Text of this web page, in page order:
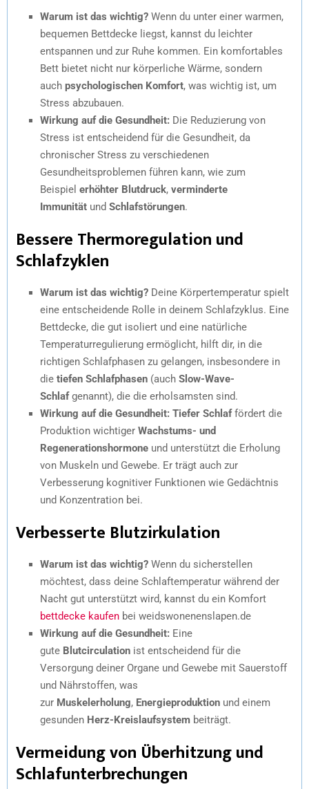
Warum ist das wichtig? Wenn du unter einer warmen,
bequemen Bettdecke liegst, kannst du leichter
entspannen und zur Ruhe kommen. Ein komfortables
Bett bietet nicht nur körperliche Wärme, sondern
auch psychologischen Komfort, was wichtig ist, um
Stress abzubauen.
Wirkung auf die Gesundheit: Die Reduzierung von
Stress ist entscheidend für die Gesundheit, da
chronischer Stress zu verschiedenen
Gesundheitsproblemen führen kann, wie zum
Beispiel erhöhter Blutdruck, verminderte
Immunität und Schlafstörungen.
Bessere Thermoregulation und
Schlafzyklen
Warum ist das wichtig? Deine Körpertemperatur spielt
eine entscheidende Rolle in deinem Schlafzyklus. Eine
Bettdecke, die gut isoliert und eine natürliche
Temperaturregulierung ermöglicht, hilft dir, in die
richtigen Schlafphasen zu gelangen, insbesondere in
die tiefen Schlafphasen (auch Slow-Wave-
Schlafgenannt), die die erholsamsten sind.
Wirkung auf die Gesundheit: Tiefer Schlaffördert die
Produktion wichtiger Wachstums- und
Regenerationshormone und unterstützt die Erholung
von Muskeln und Gewebe. Er trägt auch zur
Verbesserung kognitiver Funktionen wie Gedächtnis
und Konzentration bei.
Verbesserte Blutzirkulation
Warum ist das wichtig? Wenn du sicherstellen
möchtest, dass deine Schlaftemperatur während der
Nacht gut unterstützt wird, kannst du ein Komfort
bettdecke kaufen bei weidswonenenslapen.de
Wirkung auf die Gesundheit: Eine
gute Blutcirculation ist entscheidend für die
Versorgung deiner Organe und Gewebe mit Sauerstoff
und Nährstoffen, was
zur Muskelerholung, Energieproduktion und einem
gesunden Herz-Kreislaufsystem beiträgt.
Vermeidung von Überhitzung und
Schlafunterbrechungen